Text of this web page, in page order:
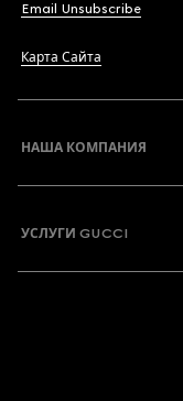
Email Unsubscribe
Карта Сайта
НАША КОМПАНИЯ
УСЛУГИ GUCCI